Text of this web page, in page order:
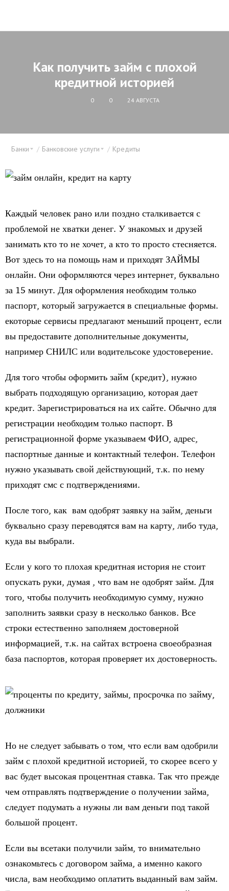
Как получить займ с плохой
кредитной историей
0 0 24 АВГУСТА
Банки Банковские услуги Кредиты
Каждый человек рано или поздно сталкивается с
проблемой не хватки денег. У знакомых и друзей
занимать кто то не хочет, а кто то просто стесняется.
Вот здесь то на помощь нам и приходят ЗАЙМЫ
онлайн. Они оформляются через интернет, буквально
за 15 минут. Для оформления необходим только
паспорт, который загружается в специальные формы.
екоторые сервисы предлагают меньший процент, если
вы предоставите дополнительные документы,
например СНИЛС или водительсоке удостоверение.
Для того чтобы оформить займ (кредит), нужно
выбрать подходящую организацию, которая дает
кредит. Зарегистрироваться на их сайте. Обычно для
регистрации необходим только паспорт. В
регистрационной форме указываем ФИО, адрес,
паспортные данные и контактный телефон. Телефон
нужно указывать свой действующий, т.к. по нему
приходят смс с подтверждениями.
После того, как вам одобрят заявку на займ, деньги
буквально сразу переводятся вам на карту, либо туда,
куда вы выбрали.
Если у кого то плохая кредитная история не стоит
опускать руки, думая , что вам не одобрят займ. Для
того, чтобы получить необходимую сумму, нужно
заполнить заявки сразу в несколько банков. Все
строки естественно заполняем достоверной
информацией, т.к. на сайтах встроена своеобразная
база паспортов, которая проверяет их достоверность.
Но не следует забывать о том, что если вам одобрили
займ с плохой кредитной историей, то скорее всего у
вас будет высокая процентная ставка. Так что прежде
чем отправлять подтверждение о получении займа,
следует подумать а нужны ли вам деньги под такой
большой процент.
Если вы всетаки получили займ, то внимательно
ознакомьтесь с договором займа, а именно какого
числа, вам необходимо оплатить выданный вам займ.